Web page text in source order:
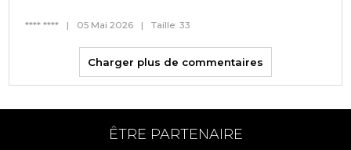
**** **** | 05 Mai 2026 | Taille: 33
Charger plus de commentaires
ÊTRE PARTENAIRE